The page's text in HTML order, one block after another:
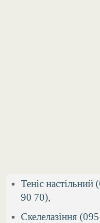
Теніс
90 70),
Скелелазіння